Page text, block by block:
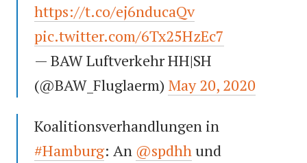
https://t.co/ej6nducaQv
pic.twitter.com/6Tx25HzEc7
— BAW Luftverkehr HH|SH
(@BAW_Fluglaerm) May 20, 2020
Koalitionsverhandlungen in
#Hamburg: An @spdhh und